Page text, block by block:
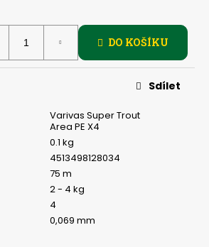
DO KOŠÍKU
Varivas Super Trout
Area PE X4
0.1 kg
4513498128034
75 m
2 - 4 kg
4
0,069 mm
Sdílet